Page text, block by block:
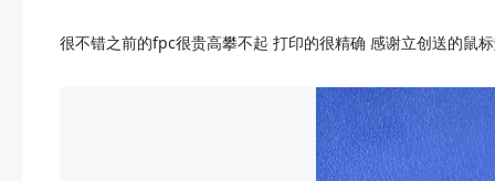
很不错之前的fpc很贵高攀不起 打印的很精确 感谢立创送的鼠